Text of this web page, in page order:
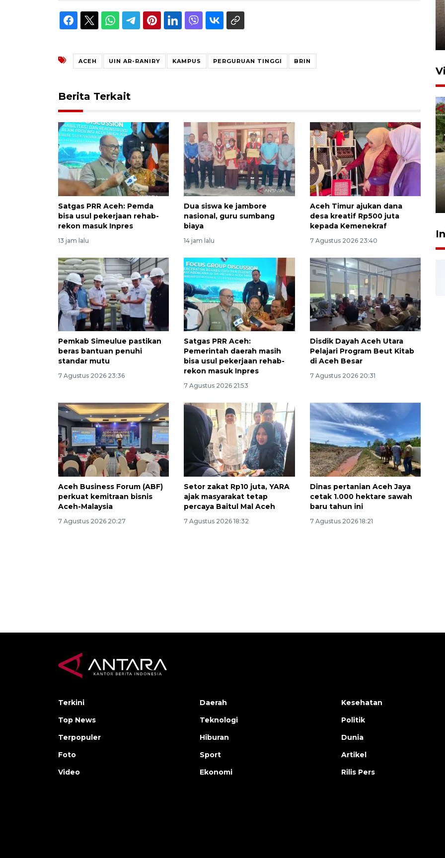
ACEH UIN AR-RANIRY KAMPUS PERGURUAN TINGGI BRIN
Berita Terkait
Satgas PRR Aceh: Pemda
bisa usul pekerjaan rehab-
rekon masuk Inpres
13 jam lalu
Dua siswa ke jambore
nasional, guru sumbang
biaya
14 jam lalu
Aceh Timur ajukan dana
desa kreatif Rp500 juta
kepada Kemenekraf
7 Agustus 2026 23:40
Pemkab Simeulue pastikan
beras bantuan penuhi
standar mutu
7 Agustus 2026 23:36
Satgas PRR Aceh:
Pemerintah daerah masih
bisa usul pekerjaan rehab-
rekon masuk Inpres
7 Agustus 2026 21:53
Disdik Dayah Aceh Utara
Pelajari Program Beut Kitab
di Aceh Besar
7 Agustus 2026 20:31
Aceh Business Forum (ABF)
perkuat kemitraan bisnis
Aceh-Malaysia
7 Agustus 2026 20:27
Setor zakat Rp10 juta, YARA
ajak masyarakat tetap
percaya Baitul Mal Aceh
7 Agustus 2026 18:32
Dinas pertanian Aceh Jaya
cetak 1.000 hektare sawah
baru tahun ini
7 Agustus 2026 18:21
Dinkes Lhokseumawe uji
kualitas air cegah pencemaran
E. coli
Terkini
Top News
Terpopuler
Foto
Video
Daerah
Teknologi
Hiburan
Sport
Ekonomi
Kesehatan
Politik
Dunia
Artikel
Rilis Pers